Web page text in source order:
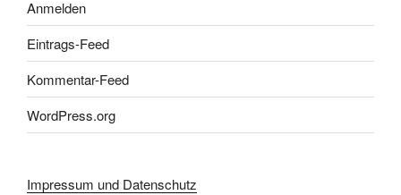
Anmelden
Eintrags-Feed
Kommentar-Feed
WordPress.org
Impressum und Datenschutz